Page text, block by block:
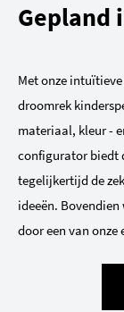
Gepland
Met onze
droomrek
materiaal, kleur -
configurator biedt
tegelijkertijd de
ideeën.
door een van